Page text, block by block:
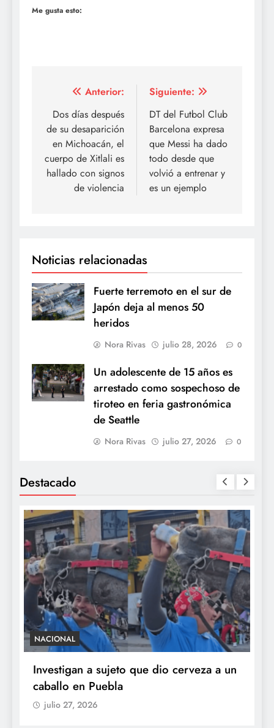
Me gusta esto:
Navegación
de
entradas
Anterior:
Dos días después
de su desaparición
en Michoacán, el
cuerpo de Xitlali es
hallado con signos
de violencia
Siguiente:
DT del Futbol Club
Barcelona expresa
que Messi ha dado
todo desde que
volvió a entrenar y
es un ejemplo
Noticias relacionadas
Fuerte terremoto en el sur de
Japón deja al menos 50
heridos
Nora Rivas julio 28, 2026 0
Un adolescente de 15 años es
arrestado como sospechoso de
tiroteo en feria gastronómica
de Seattle
Nora Rivas julio 27, 2026 0
Destacado
NACIONAL
Investigan a sujeto que dio cerveza a un
caballo en Puebla
julio 27, 2026